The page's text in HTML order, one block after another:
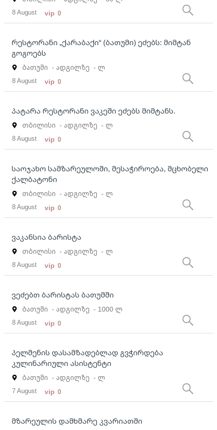
8 August vip 0
რესტორანი „ქარაბაქი“ (ბათუმი) ეძებს: მიმტან
გოგოებს
ბათუმი - ადგილზე - ლ
8 August vip 0
პატარა რესტორანი ვაკეში ეძებს მიმტანს.
თბილისი - ადგილზე - ლ
8 August vip 0
საოჯახო სამზარეულოში, მესაჭიროება, მცხობელი
ქალბატონი
თბილისი - ადგილზე - ლ
8 August vip 0
ვაკანსია ბარისტა
თბილისი - ადგილზე - ლ
8 August vip 0
ვეძებთ ბარისტას ბათუმში
ბათუმი - ადგილზე - 1000 ლ
8 August vip 0
პელმენის დასამზადებლად გვჭირდება
კულინარიული ასისტენტი
ბათუმი - ადგილზე - ლ
7 August vip 0
მზარეულის დამხმარე კვარიათში